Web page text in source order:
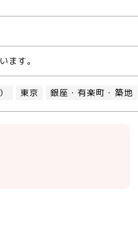
ます。
東京 銀座・有楽町・築地